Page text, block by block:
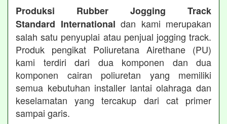
Produksi Rubber Jogging Track
Standard International dan kami merupakan
salah satu penyuplai atau penjual jogging track.
Produk pengikat Poliuretana Airethane (PU)
kami terdiri dari dua komponen dan dua
komponen cairan poliuretan yang memiliki
semua kebutuhan installer lantai olahraga dan
keselamatan yang tercakup dari cat primer
sampai garis.